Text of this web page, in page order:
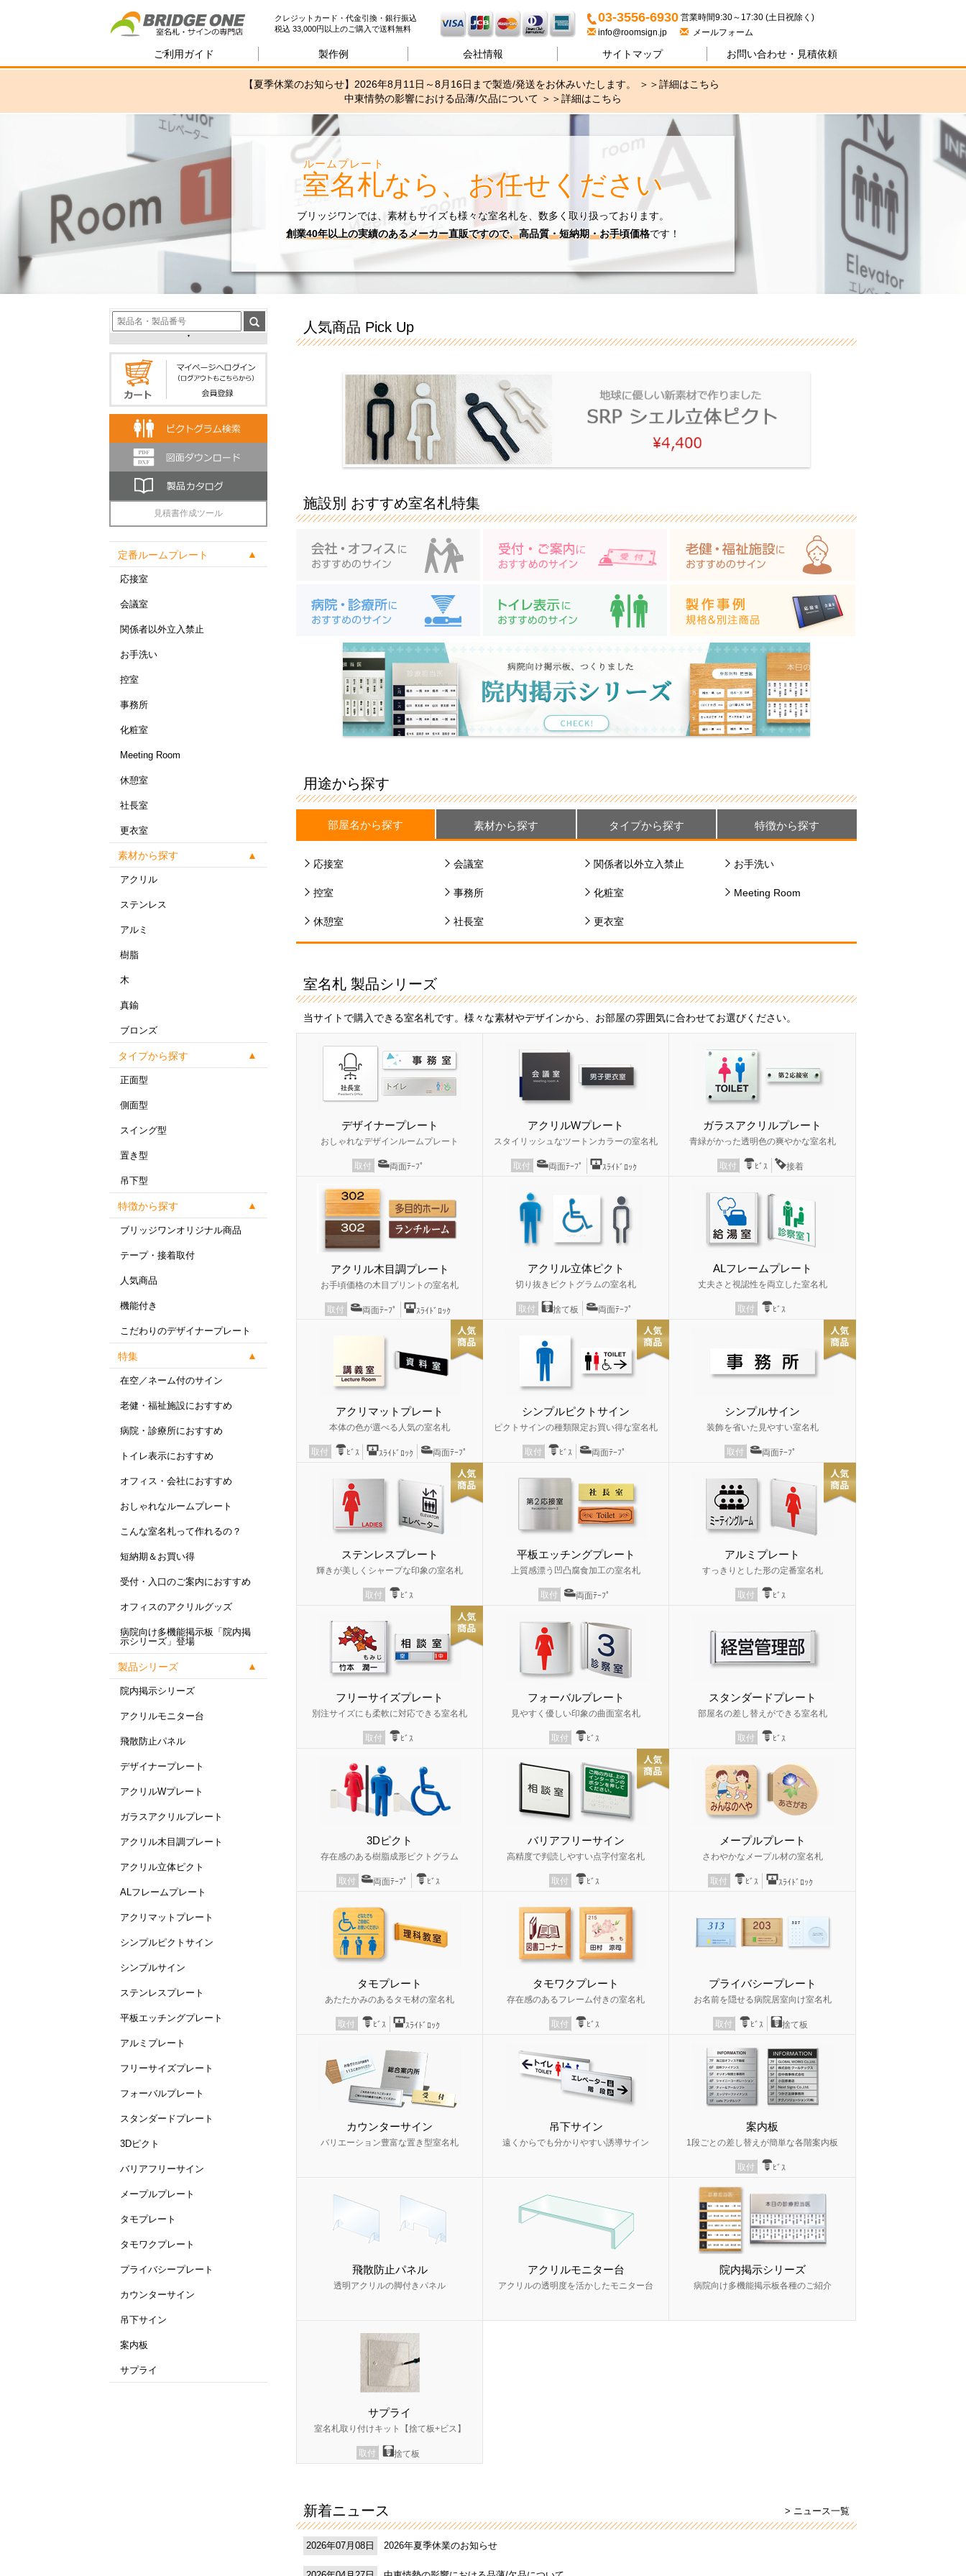
室名札・サインの専門店ブリッジワン
クレジットカード・代金引換・銀行振込
税込 33,000円以上のご購入で送料無料
03-3556-6930
営業時間9:30～17:30 (土日祝除く)
info@roomsign.jp
メールフォーム
ご利用ガイド 製作例 会社情報 サイトマップ お問い合わせ・ 見積依頼
【夏季休業のお知らせ】2026年8月11日～8月16日まで製造/発送をお休みいたします。 ＞＞詳細はこちら
中東情勢の影響における品薄/欠品について ＞＞詳細はこちら
室名札
ルームプレート
なら、お任せください
ブリッジワンでは、素材もサイズも様々な室名札を、数多く取り扱っております。
創業40年以上の実績のあるメーカー直販ですので、高品質・短納期・お手頃価格です！
見積書作成ツール
定番ルームプレート
応接室
会議室
関係者以外立入禁止
お手洗い
控室
事務所
化粧室
Meeting Room
休憩室
社長室
更衣室
素材から探す
アクリル
ステンレス
アルミ
樹脂
木
真鍮
ブロンズ
タイプから探す
正面型
側面型
スイング型
置き型
吊下型
特徴から探す
ブリッジワンオリジナル商品
テープ・接着取付
人気商品
機能付き
こだわりのデザイナープレート
特集
在空／ネーム付のサイン
老健・福祉施設におすすめ
病院・診療所におすすめ
トイレ表示におすすめ
オフィス・会社におすすめ
おしゃれなルームプレート
こんな室名札って作れるの？
短納期＆お買い得
受付・入口のご案内におすすめ
オフィスのアクリルグッズ
病院向け多機能掲示板「院内掲
示シリーズ」登場
製品シリーズ
院内掲示シリーズ
アクリルモニター台
飛散防止パネル
デザイナープレート
アクリルWプレート
ガラスアクリルプレート
アクリル木目調プレート
アクリル立体ピクト
ALフレームプレート
アクリマットプレート
シンプルピクトサイン
シンプルサイン
ステンレスプレート
平板エッチングプレート
アルミプレート
フリーサイズプレート
フォーバルプレート
スタンダードプレート
3Dピクト
バリアフリーサイン
メープルプレート
タモプレート
タモワクプレート
プライバシープレート
カウンターサイン
吊下サイン
案内板
サプライ
人気商品 Pick Up
施設別 おすすめ室名札特集
用途から探す
部屋名から探す 素材から探す タイプから探す 特徴から探す
応接室 会議室 関係者以外立入禁止 お手洗い
控室 事務所 化粧室 Meeting Room
休憩室 社長室 更衣室
室名札 製品シリーズ
当サイトで購入できる室名札です。様々な素材やデザインから、お部屋の雰囲気に合わせてお選びください。
デザイナープレート
おしゃれなデザインルームプレート
取付 両面ﾃｰﾌﾟ
アクリルWプレート
スタイリッシュなツートンカラーの室名札
取付 両面ﾃｰﾌﾟ ｽﾗｲﾄﾞﾛｯｸ
ガラスアクリルプレート
青緑がかった透明色の爽やかな室名札
取付 ﾋﾞｽ 接着
アクリル木目調プレート
お手頃価格の木目プリントの室名札
取付 両面ﾃｰﾌﾟ ｽﾗｲﾄﾞﾛｯｸ
アクリル立体ピクト
切り抜きピクトグラムの室名札
取付 捨て板 両面ﾃｰﾌﾟ
ALフレームプレート
丈夫さと視認性を両立した室名札
取付 ﾋﾞｽ
アクリマットプレート
本体の色が選べる人気の室名札
取付 ﾋﾞｽ ｽﾗｲﾄﾞﾛｯｸ 両面ﾃｰﾌﾟ
シンプルピクトサイン
ピクトサインの種類限定お買い得な室名札
取付 ﾋﾞｽ 両面ﾃｰﾌﾟ
シンプルサイン
装飾を省いた見やすい室名札
取付 両面ﾃｰﾌﾟ
ステンレスプレート
輝きが美しくシャープな印象の室名札
取付 ﾋﾞｽ
平板エッチングプレート
上質感漂う凹凸腐食加工の室名札
取付 両面ﾃｰﾌﾟ
アルミプレート
すっきりとした形の定番室名札
取付 ﾋﾞｽ
フリーサイズプレート
別注サイズにも柔軟に対応できる室名札
取付 ﾋﾞｽ
フォーバルプレート
見やすく優しい印象の曲面室名札
取付 ﾋﾞｽ
スタンダードプレート
部屋名の差し替えができる室名札
取付 ﾋﾞｽ
3Dピクト
存在感のある樹脂成形ピクトグラム
取付 両面ﾃｰﾌﾟ ﾋﾞｽ
バリアフリーサイン
高精度で判読しやすい点字付室名札
取付 ﾋﾞｽ
メープルプレート
さわやかなメープル材の室名札
取付 ﾋﾞｽ ｽﾗｲﾄﾞﾛｯｸ
タモプレート
あたたかみのあるタモ材の室名札
取付 ﾋﾞｽ ｽﾗｲﾄﾞﾛｯｸ
タモワクプレート
存在感のあるフレーム付きの室名札
取付 ﾋﾞｽ
プライバシープレート
お名前を隠せる病院居室向け室名札
取付 ﾋﾞｽ 捨て板
カウンターサイン
バリエーション豊富な置き型室名札
吊下サイン
遠くからでも分かりやすい誘導サイン
案内板
1段ごとの差し替えが簡単な各階案内板
取付 ﾋﾞｽ
飛散防止パネル
透明アクリルの脚付きパネル
アクリルモニター台
アクリルの透明度を活かしたモニター台
院内掲示シリーズ
病院向け多機能掲示板各種のご紹介
サプライ
室名札取り付けキット【捨て板+ビス】
取付 捨て板
新着ニュース > ニュース一覧
2026年07月08日 2026年夏季休業のお知らせ